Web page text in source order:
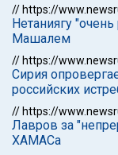
// https://
Нетаниягу
Машалем
// https://
Сирия
российских
// https://
Лавров за
ХАМАСа